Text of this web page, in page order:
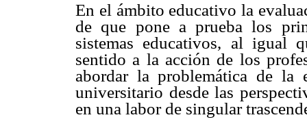
En el ámbito educativo la
de que pone a prueba los
sistemas educativos, al igual
sentido a la acción de los
abordar la problemática de la
universitario desde las
en una labor de singular